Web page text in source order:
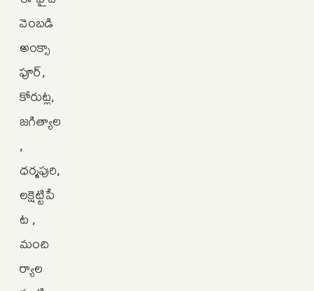
వెంబడి
అంక్సా
పూర్,
కోరుట్ల,
జగిత్యాల
,
ధర్మపురి,
లక్షెట్టిపే
ట ,
మంచి
ర్యాల